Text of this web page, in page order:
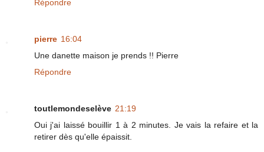
Répondre
pierre 16:04
Une danette maison je prends !! Pierre
Répondre
toutlemondeselève 21:19
Oui j'ai laissé bouillir 1 à 2 minutes. Je vais la refaire et la
retirer dès qu'elle épaissit.